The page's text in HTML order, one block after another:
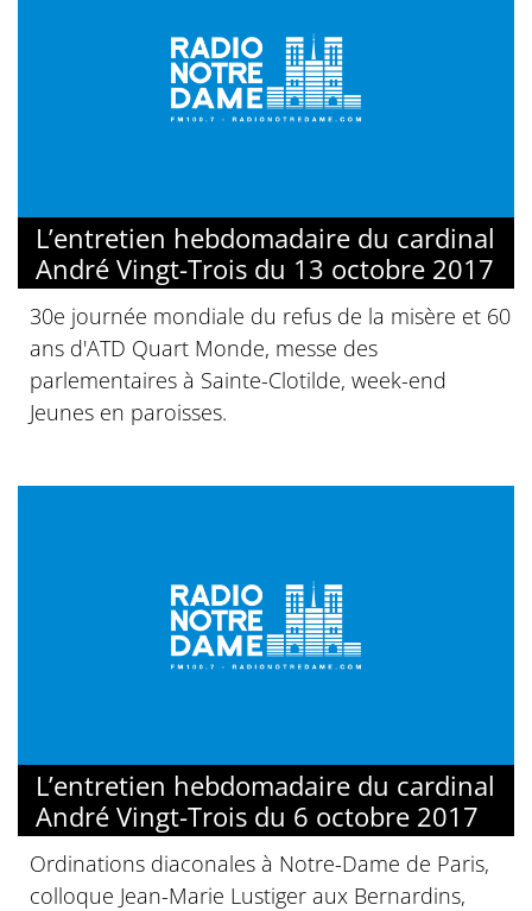
L’entretien hebdomadaire du cardinal
André Vingt-Trois du 13 octobre 2017
30e journée mondiale du refus de la misère et 60
ans d'ATD Quart Monde, messe des
parlementaires à Sainte-Clotilde, week-end
Jeunes en paroisses.
L’entretien hebdomadaire du cardinal
André Vingt-Trois du 6 octobre 2017
Ordinations diaconales à Notre-Dame de Paris,
colloque Jean-Marie Lustiger aux Bernardins,